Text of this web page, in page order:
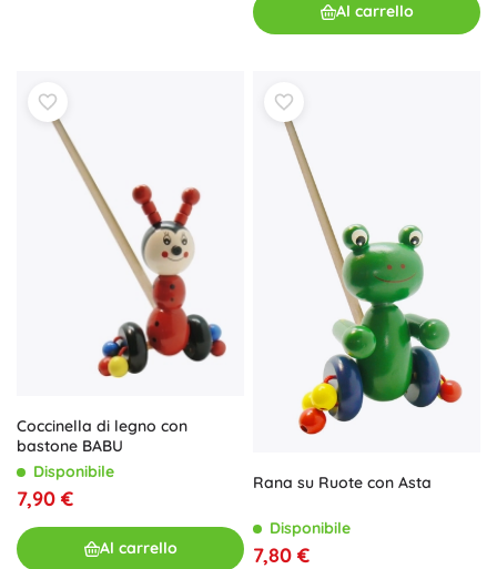
Al carrello
Coccinella di legno con
bastone BABU
Disponibile
7,90 €
Al carrello
Rana su Ruote con Asta
Disponibile
7,80 €